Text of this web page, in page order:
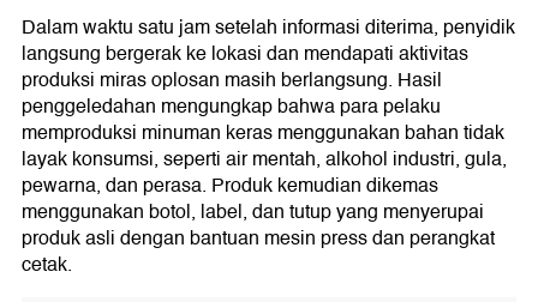
Dalam waktu satu jam setelah informasi diterima, penyidik
langsung bergerak ke lokasi dan mendapati aktivitas
produksi miras oplosan masih berlangsung. Hasil
penggeledahan mengungkap bahwa para pelaku
memproduksi minuman keras menggunakan bahan tidak
layak konsumsi, seperti air mentah, alkohol industri, gula,
pewarna, dan perasa. Produk kemudian dikemas
menggunakan botol, label, dan tutup yang menyerupai
produk asli dengan bantuan mesin press dan perangkat
cetak.